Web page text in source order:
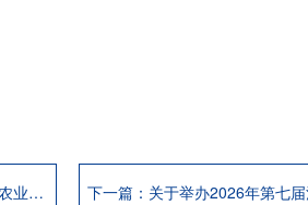
上一篇：关于印发《2026 年中央农业防灾减灾和水利救灾资金（防灾救灾第二批）使用方案》的通知